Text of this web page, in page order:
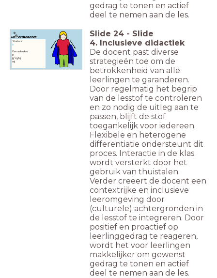
gedrag te tonen en actief
deel te nemen aan de les.
Woordenschat
Starters:
ik
Gevorderden
ik
jij/zij/hij
wij
Slide 24 - Slide
4. Inclusieve didactiek
De docent past diverse
strategieën toe om de
betrokkenheid van alle
leerlingen te garanderen.
Door regelmatig het begrip
van de lesstof te controleren
en zo nodig de uitleg aan te
passen, blijft de stof
toegankelijk voor iedereen.
Flexibele en heterogene
differentiatie ondersteunt dit
proces. Interactie in de klas
wordt versterkt door het
gebruik van thuistalen.
Verder creëert de docent een
contextrijke en inclusieve
leeromgeving door
(culturele) achtergronden in
de lesstof te integreren. Door
positief en proactief op
leerlinggedrag te reageren,
wordt het voor leerlingen
makkelijker om gewenst
gedrag te tonen en actief
deel te nemen aan de les.